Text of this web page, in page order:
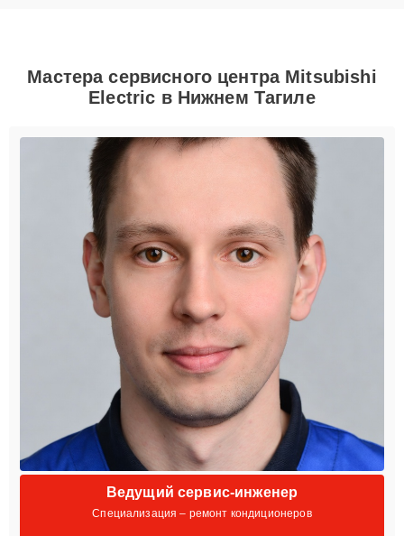
Мастера сервисного центра Mitsubishi
Electric в Нижнем Тагиле
Ведущий сервис-инженер
Специализация – ремонт кондиционеров